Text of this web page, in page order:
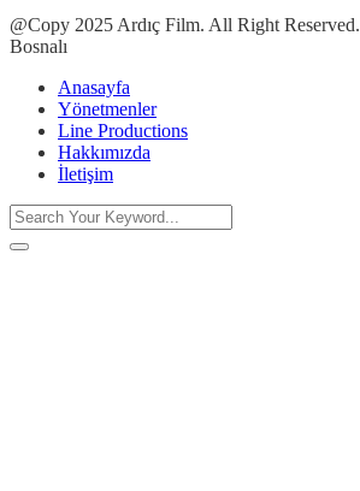
@Copy 2025 Ardıç Film. All Right
Bosnalı
Anasayfa
Yönetmenler
Line Productions
Hakkımızda
İletişim